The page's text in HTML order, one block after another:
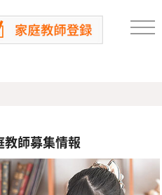
教師募集情報